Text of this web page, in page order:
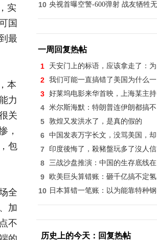
实
国
最
本
力
关
，
包
全
加
不
10 央视首曝空警-600弹射 战友牺牲无
一周回复热帖
1 天安门上的标语，应该拿走了：为
2 我们可能一直搞错了美国为什么一
3 好莱坞电影来华首映，上海某主持
4 米尔斯海默：特朗普连伊朗都搞不
5 敦煌又发洪水了，是真的假的
6 中国发表万字长文，没骂美国，却
7 印度後悔了，殺豬盤玩多了沒人信
8 三战沙盘推演：中国的生存底线在
9 欧美巨头算错账：砸千亿搞不定氢
10 日本算错一笔账：以为能靠特种钢
历史上的今天：回复热帖